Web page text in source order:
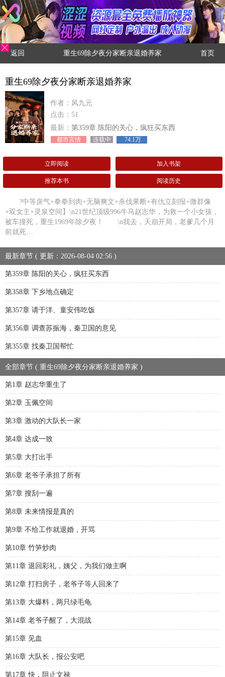
返回 重生69除夕夜分家断亲退婚养家 首页
重生69除夕夜分家断亲退婚养家
作者：风九元
点击：51
最新： 第359章 陈阳的关心，疯狂买东西
都市言情 连载中 74.1万
立即阅读 加入书架
推荐本书 阅读历史
?中等戾气+拳拳到肉+无脑爽文+杀伐果断+有仇立刻报+微群像
+双女主+灵泉空间】\n21世纪顶级996牛马赵志华，为救一个小女孩，
被车撞死，重生1969年除夕夜！ \n我去，天崩开局，老爹几个月
前就死…
最新章节 ( 更新：2026-08-04 02:56 )
第359章 陈阳的关心，疯狂买东西
第358章 下乡地点确定
第357章 请于洋、童安伟吃饭
第356章 调查苏振海，秦卫国的意见
第355章 找秦卫国帮忙
全部章节 ( 重生69除夕夜分家断亲退婚养家 )
第1章 赵志华重生了
第2章 玉佩空间
第3章 激动的大队长一家
第4章 达成一致
第5章 大打出手
第6章 老爷子承担了所有
第7章 搜刮一遍
第8章 未来情报是真的
第9章 不给工作就退婚，开骂
第10章 竹笋炒肉
第11章 退回彩礼，姨父，为我们做主啊
第12章 打扫房子，老爷子等人回来了
第13章 大爆料，两只绿毛龟
第14章 老爷子醒了，大混战
第15章 见血
第16章 大队长，报公安吧
第17章 快，阻止文禄